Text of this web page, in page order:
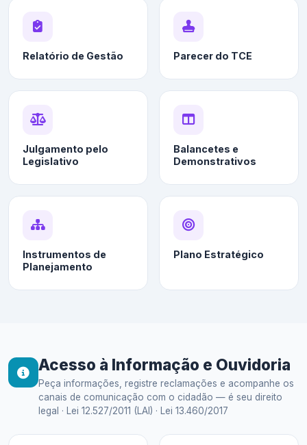
Relatório de Gestão Parecer do TCE
Julgamento pelo
Legislativo
Balancetes e
Demonstrativos
Instrumentos de
Planejamento
Plano Estratégico
Acesso à Informação e Ouvidoria
Peça informações, registre reclamações e acompanhe os
canais de comunicação com o cidadão — é seu direito
legal · Lei 12.527/2011 (LAI) · Lei 13.460/2017